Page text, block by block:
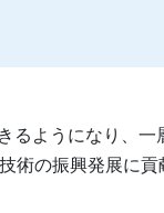
ようになり、一
の振興発展に貢